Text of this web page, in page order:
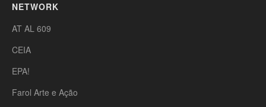
NETWORK
AT AL 609
CEIA
EPA!
Farol Arte e Ação